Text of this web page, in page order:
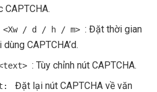
<Xw / d / h / m> : Đặt thời gian
CAPTCHA’d.
: Tùy chỉnh nút CAPTCHA.
Đặt lại nút CAPTCHA về văn